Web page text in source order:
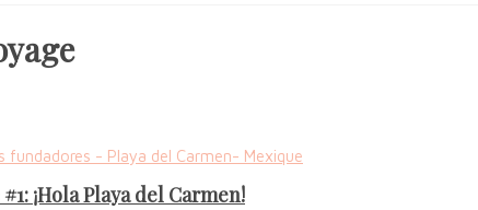
¡Hola Playa del Carmen!